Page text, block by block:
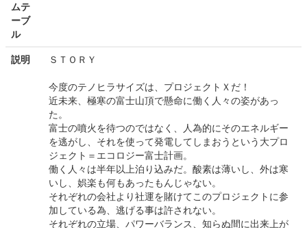
ムテ
ーブ
ル
説明 ＳＴＯＲＹ
今度のテノヒラサイズは、プロジェクトＸだ！
近未来、極寒の富士山頂で懸命に働く人々の姿があっ
た。
富士の噴火を待つのではなく、人為的にそのエネルギー
を逃がし、それを使って発電してしまおうという大プロ
ジェクト＝エコロジー富士計画。
働く人々は半年以上泊り込みだ。酸素は薄いし、外は寒
いし、娯楽も何もあったもんじゃない。
それぞれの会社より社運を賭けてこのプロジェクトに参
加している為、逃げる事は許されない。
それぞれの立場、パワーバランス、知らぬ間に出来上が